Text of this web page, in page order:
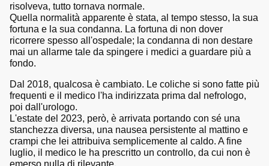
risolveva, tutto tornava normale.
Quella normalità apparente è stata, al tempo stesso, la sua
fortuna e la sua condanna. La fortuna di non dover
ricorrere spesso all'ospedale; la condanna di non destare
mai un allarme tale da spingere i medici a guardare più a
fondo.
Dal 2018, qualcosa è cambiato. Le coliche si sono fatte più
frequenti e il medico l'ha indirizzata prima dal nefrologo,
poi dall'urologo.
L'estate del 2023, però, è arrivata portando con sé una
stanchezza diversa, una nausea persistente al mattino e
crampi che lei attribuiva semplicemente al caldo. A fine
luglio, il medico le ha prescritto un controllo, da cui non è
emerso nulla di rilevante.